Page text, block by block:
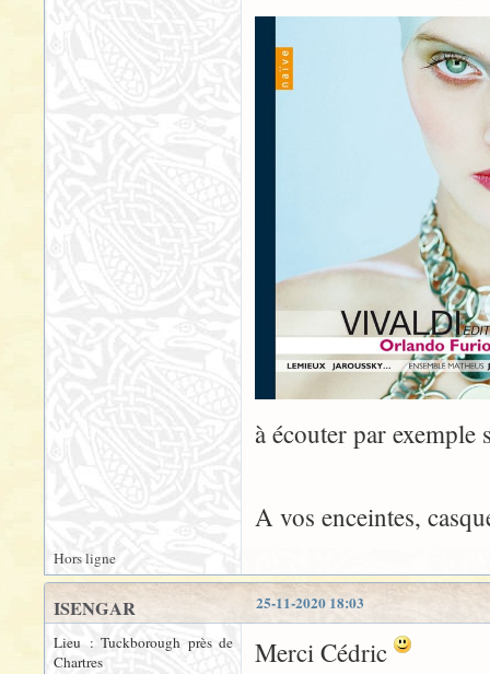
à écouter par exemple
A vos enceintes,
Hors ligne
25-11-2020 18:03
ISENGAR
Lieu : Tuckborough près de
Chartres
Merci Cédric